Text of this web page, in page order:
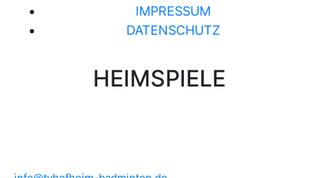
IMPRESSUM
DATENSCHUTZ
HEIMSPIELE